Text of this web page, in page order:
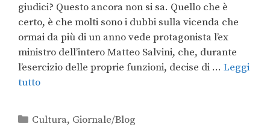
giudici? Questo ancora non si sa. Quello che è
certo, è che molti sono i dubbi sulla vicenda che
ormai da più di un anno vede protagonista l’ex
ministro dell’intero Matteo Salvini, che, durante
l’esercizio delle proprie funzioni, decise di … Leggi
tutto
Cultura, Giornale/Blog